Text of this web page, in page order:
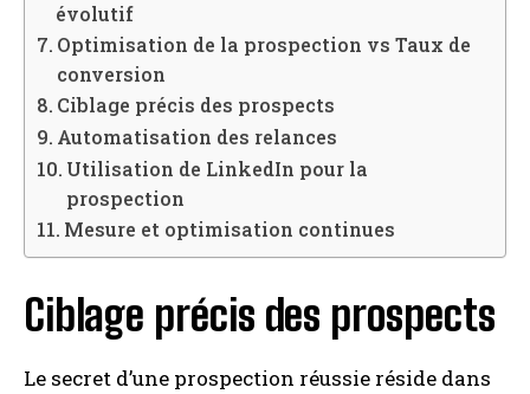
évolutif
Optimisation de la prospection vs Taux de
conversion
Ciblage précis des prospects
Automatisation des relances
Utilisation de LinkedIn pour la
prospection
Mesure et optimisation continues
Ciblage précis des prospects
Le secret d’une prospection réussie réside dans